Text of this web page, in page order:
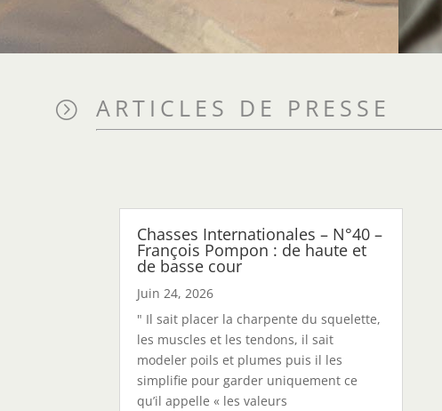
= ARTICLES DE PRESSE
Chasses Internationales – N°40 –
François Pompon : de haute et
de basse cour
Juin 24, 2026
" Il sait placer la charpente du squelette,
les muscles et les tendons, il sait
modeler poils et plumes puis il les
simplifie pour garder uniquement ce
qu’il appelle « les valeurs